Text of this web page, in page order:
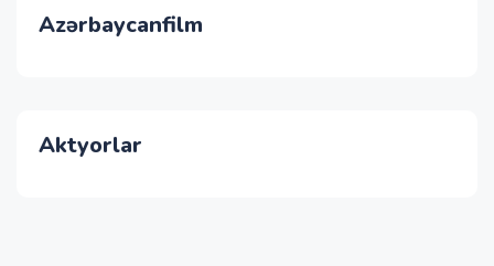
Azərbaycanfilm
Aktyorlar